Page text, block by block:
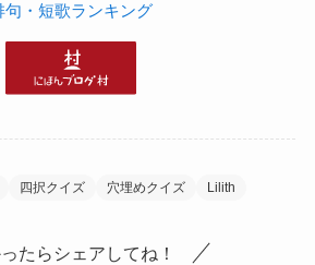
句・短歌ランキング
四択クイズ 穴埋めクイズ Lilith
たらシェアしてね！